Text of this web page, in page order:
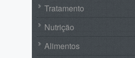
Tratamento
Nutrição
Alimentos